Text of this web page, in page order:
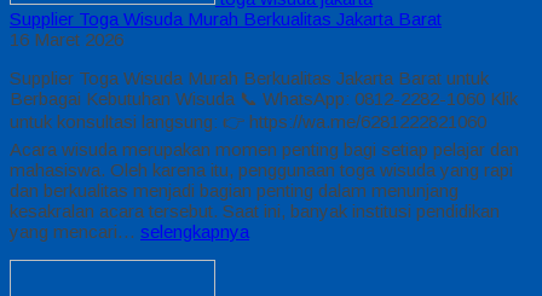
Supplier Toga Wisuda Murah Berkualitas Jakarta Barat
16 Maret 2026
Supplier Toga Wisuda Murah Berkualitas Jakarta Barat untuk
Berbagai Kebutuhan Wisuda 📞 WhatsApp: 0812-2282-1060 Klik
untuk konsultasi langsung: 👉 https://wa.me/6281222821060
Acara wisuda merupakan momen penting bagi setiap pelajar dan
mahasiswa. Oleh karena itu, penggunaan toga wisuda yang rapi
dan berkualitas menjadi bagian penting dalam menunjang
kesakralan acara tersebut. Saat ini, banyak institusi pendidikan
yang mencari… selengkapnya